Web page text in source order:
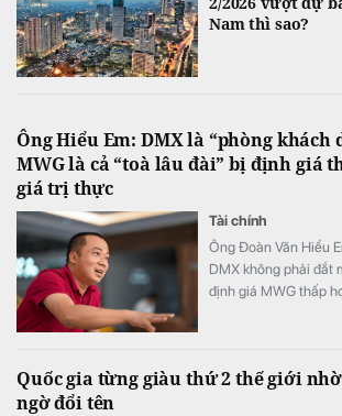
Nam thì sao?
Ông Hiểu Em: DMX là “phòng khách
MWG là cả “toà lâu đài” bị định giá
giá trị thực
Tài chính
Ông Đoàn Văn Hiểu
DMX không phải đắt
định giá MWG thấp
Quốc gia từng giàu thứ 2 thế giới
ngờ đổi tên